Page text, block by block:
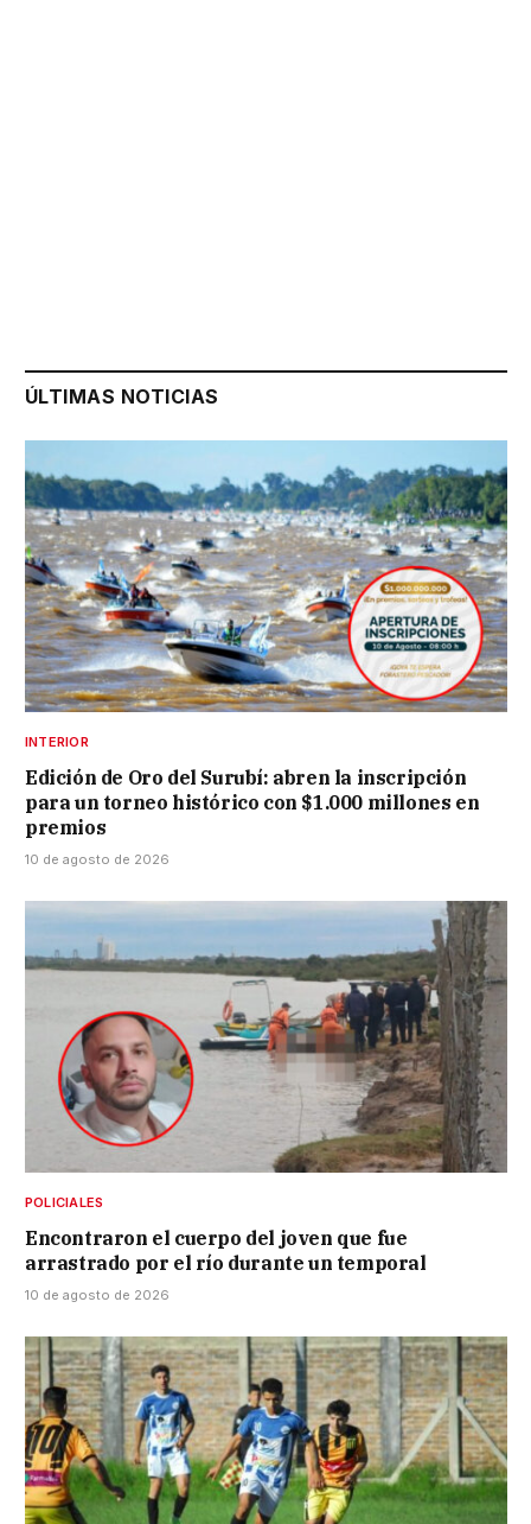
ÚLTIMAS NOTICIAS
INTERIOR
Edición de Oro del Surubí: abren la inscripción
para un torneo histórico con $1.000 millones en
premios
10 de agosto de 2026
POLICIALES
Encontraron el cuerpo del joven que fue
arrastrado por el río durante un temporal
10 de agosto de 2026